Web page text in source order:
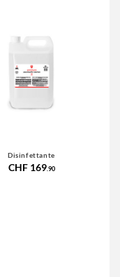
Disinfettante
CHF 169.90